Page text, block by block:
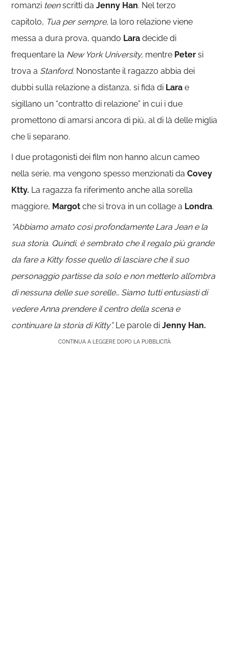
romanzi teenscritti daJenny Han. Nel terzo
capitolo, Tua per sempre, la loro relazione viene
messa a dura prova, quando Laradecide di
frequentare la New York University, mentre Peter si
trova a Stanford. Nonostante il ragazzo abbia dei
dubbi sulla relazione a distanza, si fida di Larae
sigillano un “contratto di relazione” in cui i due
promettono di amarsi ancora di più, al di là delle miglia
che li separano.
I due protagonisti dei film non hanno alcun cameo
nella serie, ma vengono spesso menzionati da Covey
Ktty. La ragazza fa riferimento anche alla sorella
maggiore, Margotche si trova in un collage a Londra.
“Abbiamo amato così profondamente Lara Jean e la
sua storia. Quindi, è sembrato che il regalo più grande
da fare a Kitty fosse quello di lasciare che il suo
personaggio partisse da solo e non metterlo all’ombra
di nessuna delle sue sorelle… Siamo tutti entusiasti di
vedere Anna prendere il centro della scena e
continuare la storia di Kitty”. Le parole diJenny Han.
CONTINUA A LEGGERE DOPO LA PUBBLICITÀ